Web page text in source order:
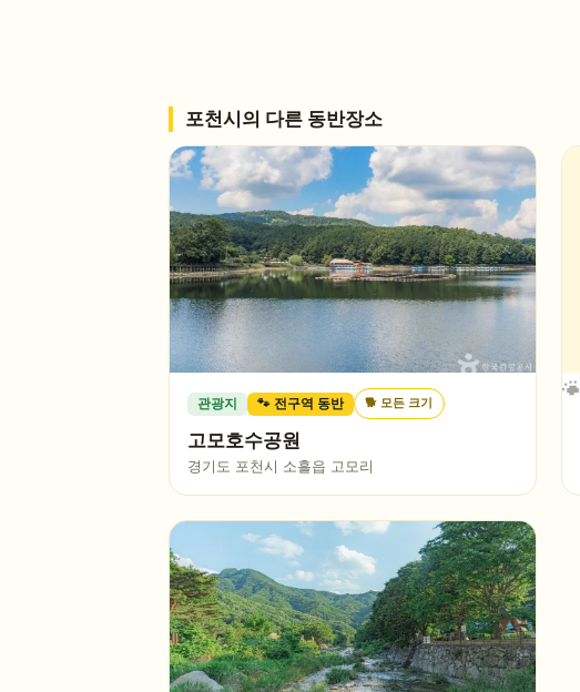
포천시의 다른 동반장소
관광지 🐾 전구역 동반 🐕 모든 크기
고모호수공원
경기도 포천시 소흘읍 고모리